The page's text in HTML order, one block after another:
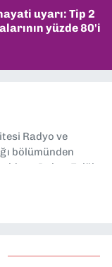
uyarı: Tip 2
yüzde 80'i
Radyo ve
bölümünden
Dokuz Eylül